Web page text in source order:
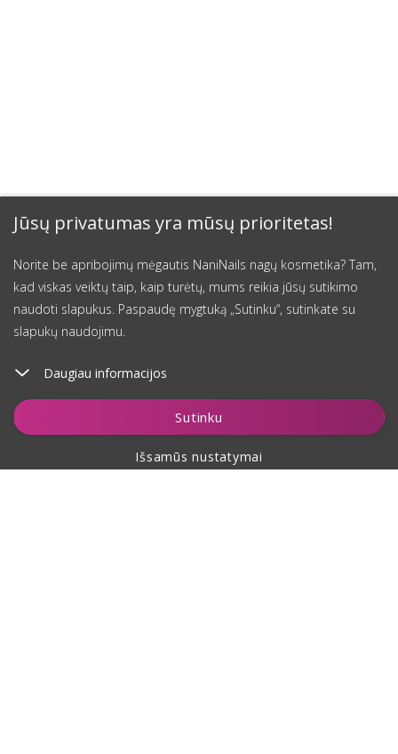
Jūsų privatumas yra mūsų prioritetas!
Norite be apribojimų mėgautis NaniNails nagų kosmetika? Tam,
kad viskas veiktų taip, kaip turėtų, mums reikia jūsų sutikimo
naudoti slapukus. Paspaudę mygtuką „Sutinku“, sutinkate su
slapukų naudojimu.
Daugiau informacijos
Sutinku
Išsamūs nustatymai
Įdėti į krepšelį